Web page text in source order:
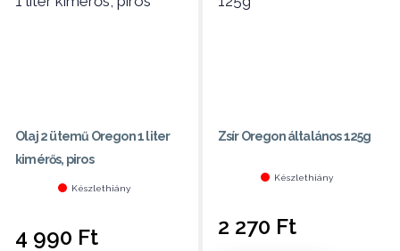
Olaj 2 ütemű Oregon 1 liter
kimérős, piros
Készlethiány
4 990 Ft
Zsír Oregon általános 125g
Készlethiány
2 270 Ft